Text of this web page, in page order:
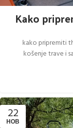
Kako
kako pripremiti
košenje trave i
22
НОВ